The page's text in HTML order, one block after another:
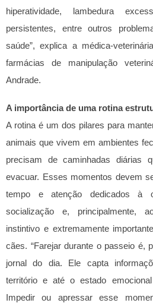
hiperatividade, lambedura
persistentes, entre outros
saúde”, explica a médica-
farmácias de manipulação
Andrade.
A importância de uma rotina
A rotina é um dos pilares para
animais que vivem em ambientes
precisam de caminhadas diárias
evacuar. Esses momentos devem
tempo e atenção dedicados à
socialização e, principalmente,
instintivo e extremamente
cães. “Farejar durante o passeio é,
jornal do dia. Ele capta
território e até o estado
Impedir ou apressar esse